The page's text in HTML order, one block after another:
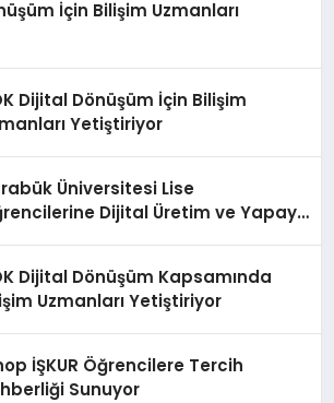
İçin Bilişim Uzmanları
Dijital Dönüşüm İçin Bilişim
Yetiştiriyor
Üniversitesi Lise
Dijital Üretim ve Yapay
Dijital Dönüşüm Kapsamında
Uzmanları Yetiştiriyor
İŞKUR Öğrencilere Tercih
Sunuyor